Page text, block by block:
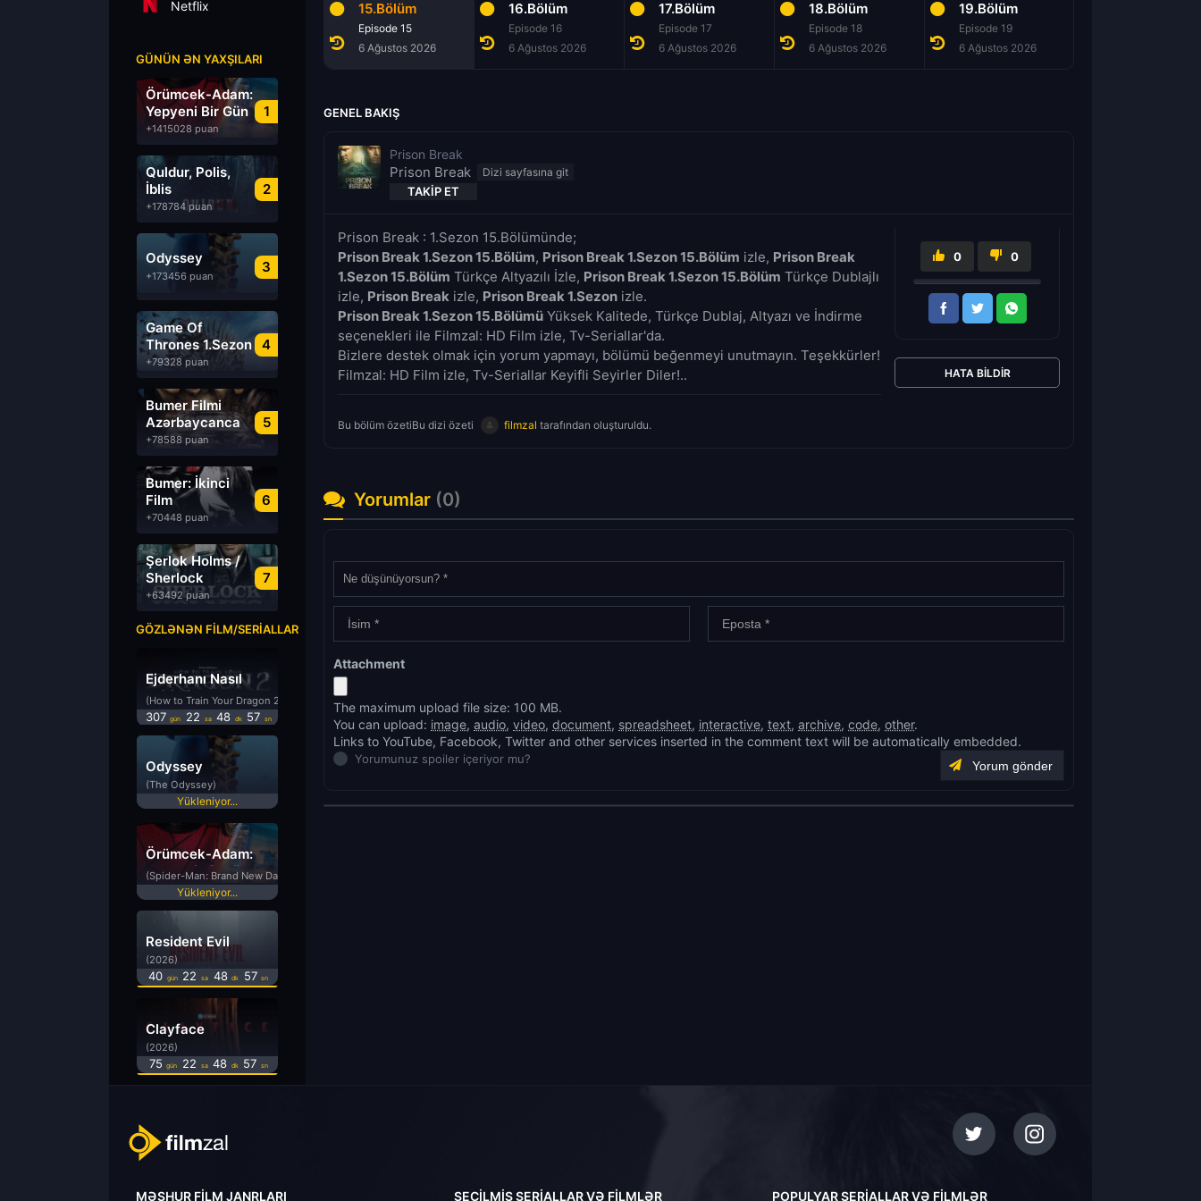
Netflix
GÜNÜN ƏN YAXŞILARI
1
Örümcek-Adam:
Yepyeni Bir Gün
+1415028 puan
2
Quldur, Polis,
İblis
+178784 puan
3
Odyssey
+173456 puan
4
Game Of
Thrones 1.Sezon
Türkçe Dublaj
izle
+79328 puan
5
Bumer Filmi
Azərbaycanca
Dublyaj izle
+78588 puan
6
Bumer: İkinci
Film
Azərbaycanca
Dublyaj izle
+70448 puan
7
Şerlok Holms /
Sherlock
Holmes
+63492 puan
GÖZLƏNƏN FILM/SERIALLAR
Ejderhanı Nasıl
Eğitirsin 2
(How to Train Your Dragon 2)
307 gün 22 sa 48 dk 57 sn
Odyssey
(The Odyssey)
Yükleniyor...
Örümcek-Adam:
Yepyeni Bir Gün
(Spider-Man: Brand New Day)
Yükleniyor...
Resident Evil
(2026)
40 gün 22 sa 48 dk 57 sn
Clayface
(2026)
75 gün 22 sa 48 dk 57 sn
15.Bölüm
Episode 15
6 Ağustos 2026
16.Bölüm
Episode 16
6 Ağustos 2026
17.Bölüm
Episode 17
6 Ağustos 2026
18.Bölüm
Episode 18
6 Ağustos 2026
19.Bölüm
Episode 19
6 Ağustos 2026
GENEL BAKIŞ
Prison Break
Prison Break
TAKIP ET
Prison Break : 1.Sezon 15.Bölümünde;
Prison Break 1.Sezon 15.Bölüm, Prison Break 1.Sezon 15.Bölüm izle, Prison Break
1.Sezon 15.Bölüm Türkçe Altyazılı İzle, Prison Break 1.Sezon 15.Bölüm Türkçe Dublajlı
izle, Prison Break izle, Prison Break 1.Sezon izle.
Prison Break 1.Sezon 15.Bölümü Yüksek Kalitede, Türkçe Dublaj, Altyazı ve İndirme
seçenekleri ile Filmzal: HD Film izle, Tv-Seriallar'da.
Bizlere destek olmak için yorum yapmayı, bölümü beğenmeyi unutmayın. Teşekkürler!
Filmzal: HD Film izle, Tv-Seriallar Keyifli Seyirler Diler!..
Bu bölüm özetiBu dizi özeti filmzal tarafından oluşturuldu.
0 0
HATA BILDIR
Yorumlar (0)
Attachment
The maximum upload file size: 100 MB.
You can upload: image, audio, video, document, spreadsheet, interactive, text, archive, code, other.
Links to YouTube, Facebook, Twitter and other services inserted in the comment text will be automatically embedded.
Yorumunuz spoiler içeriyor mu?
MƏŞHUR FILM JANRLARI SEÇILMIŞ SERIALLAR VƏ FILMLƏR POPULYAR SERIALLAR VƏ FILMLƏR